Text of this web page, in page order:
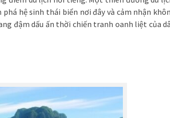
hệ sinh thái biển nơi đây và cảm nhận
đậm dấu ấn thời chiến tranh oanh liệt của